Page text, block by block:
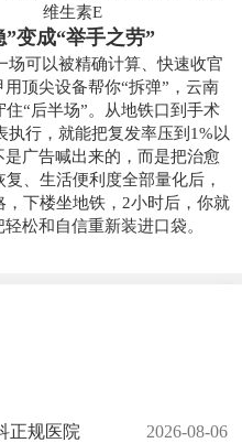
维生素E
变成“举手之劳”
场可以被精确计算、快速收官
顶尖设备帮你“拆弹”，云南
“后半场”。从地铁口到手术
行，就能把复发率压到1%以
广告喊出来的，而是把治愈
、生活便利度全部量化后，
下楼坐地铁，2小时后，你就
松和自信重新装进口袋。
正规医院 2026-08-06